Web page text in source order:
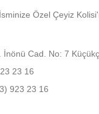
Özel Çeyiz
İnönü Cad. No: 7
23 16
923 23 16